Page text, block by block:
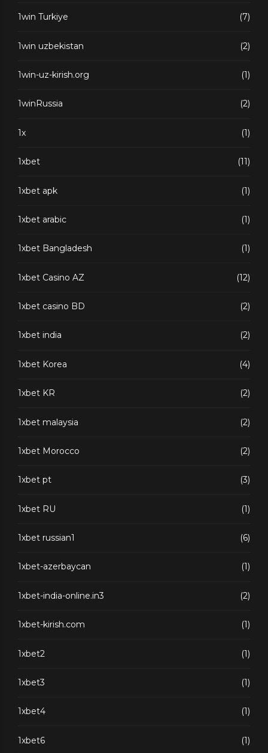
1win Turkiye (7)
1win uzbekistan (2)
1win-uz-kirish.org (1)
1winRussia (2)
1x (1)
1xbet (11)
1xbet apk (1)
1xbet arabic (1)
1xbet Bangladesh (1)
1xbet Casino AZ (12)
1xbet casino BD (2)
1xbet india (2)
1xbet Korea (4)
1xbet KR (2)
1xbet malaysia (2)
1xbet Morocco (2)
1xbet pt (3)
1xbet RU (1)
1xbet russian1 (6)
1xbet-azerbaycan (1)
1xbet-india-online.in3 (2)
1xbet-kirish.com (1)
1xbet2 (1)
1xbet3 (1)
1xbet4 (1)
1xbet6 (1)